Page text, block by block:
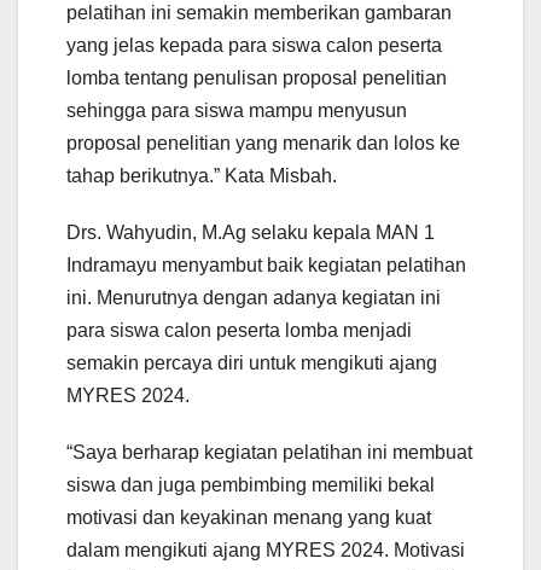
pelatihan ini semakin memberikan gambaran
yang jelas kepada para siswa calon peserta
lomba tentang penulisan proposal penelitian
sehingga para siswa mampu menyusun
proposal penelitian yang menarik dan lolos ke
tahap berikutnya.” Kata Misbah.
Drs. Wahyudin, M.Ag selaku kepala MAN 1
Indramayu menyambut baik kegiatan pelatihan
ini. Menurutnya dengan adanya kegiatan ini
para siswa calon peserta lomba menjadi
semakin percaya diri untuk mengikuti ajang
MYRES 2024.
“Saya berharap kegiatan pelatihan ini membuat
siswa dan juga pembimbing memiliki bekal
motivasi dan keyakinan menang yang kuat
dalam mengikuti ajang MYRES 2024. Motivasi